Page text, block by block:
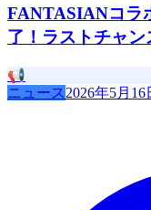
FANTASIANコラ
了！ラストチャン
📢
ニュース 2026年5月16